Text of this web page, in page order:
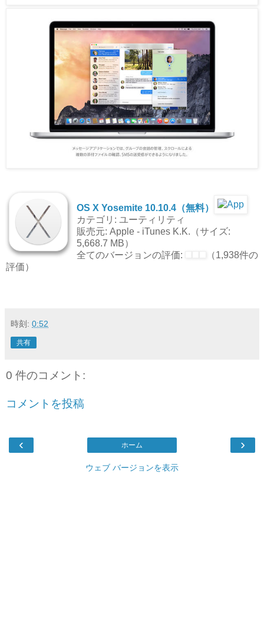
OS X Yosemite 10.10.4（無料）
カテゴリ: ユーティリティ
販売元: Apple - iTunes K.K.（サイズ:
5,668.7 MB）
全てのバージョンの評価:
（1,938件の
評価）
時刻: 0:52
共有
0 件のコメント:
コメントを投稿
‹ ›
ホーム
ウェブ バージョンを表示